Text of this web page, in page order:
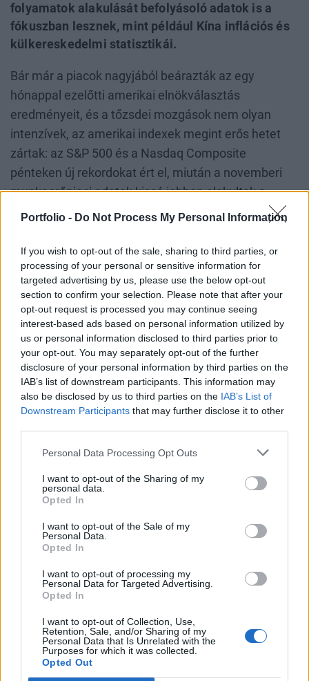
Portfolio - Do Not Process My Personal Information
If you wish to opt-out of the sale, sharing to third parties, or
processing of your personal or sensitive information for
targeted advertising by us, please use the below opt-out
section to confirm your selection. Please note that after your
opt-out request is processed you may continue seeing
interest-based ads based on personal information utilized by
us or personal information disclosed to third parties prior to
your opt-out. You may separately opt-out of the further
disclosure of your personal information by third parties on the
IAB’s list of downstream participants. This information may
also be disclosed by us to third parties on the IAB’s List of
Downstream Participants that may further disclose it to other
Personal Data Processing Opt Outs
I want to opt-out of the Sharing of my
personal data.
Opted In
I want to opt-out of the Sale of my
Personal Data.
Opted In
I want to opt-out of processing my
Personal Data for Targeted Advertising.
Opted In
I want to opt-out of Collection, Use,
Retention, Sale, and/or Sharing of my
Personal Data that Is Unrelated with the
Purposes for which it was collected.
Opted Out
folyamatok alakulását befolyásoló adatok is a
fókuszban lesznek, mint például Kína inflációs és
külkereskedelmi statisztikái.
Bár már a piacok nagyjából beárazták az egy
hónappal ezelőtti amerikai elnökválasztás
eredményeit, és a tőzsdei mozgások nem olyan
intenzívek, az amerikai indexek megint erős hetet
zártak: az S&P 500 és a Nasdaq Composite
pénteken új rekordokat ért el, miután a novemberi
munkaerőpiaci adatok kissé jobban alakultak a
vártnál, de nem annyira, hogy a Federal Reserve-t
Az S&P 500 index 0,25%-kal emelkedett, 6 090,27
ponton zárt pénteken, míg a technológiai szektor
által dominált Nasdaq 0,81%-kal, 19 859,77 ponton
fejezte be a hetet, olyan vállalatok részvényeinek
emelkedése révén, mint a Tesla, a Meta Platforms
és az Amazon. Mindkét index új csúcsot ért el a nap
folyamán, és rekord szinten zárt, miközben a Dow
Jones Industrial Average 123,19 pontot, azaz 0,28%-
ot veszített, 44 642,52 ponton zárva.
AZ S&P 500 ÉS A NASDAQ HARMADIK EGYMÁST
KÖVETŐ POZITÍV HETÉT ZÁRTA, 0,96% ÉS 3,34%-
OS EMELKEDÉSSEL, MÍG A DOW 0,6%-OT
CSÖKKENT A HÉTEN.
Mire figyelünk a héten Magyarországon?
érkeznek?